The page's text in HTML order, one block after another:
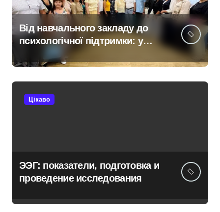
Від навчального закладу до
психологічної підтримки: у
Київській області з’явиться
унікальний маршрут для
молоді
Цікаво
ЭЭГ: показатели, подготовка и
проведение исследования